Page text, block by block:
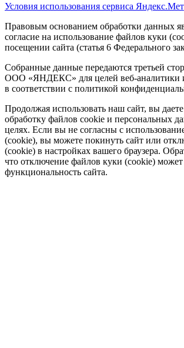
Условия использования сервиса
Правовым основанием обработки данных
согласие на использование файлов куки
посещении сайта (статья 6 Федерального
Собранные данные передаются третьей
ООО «ЯНДЕКС» для целей веб-аналитики
в соответствии с политикой
Продолжая использовать наш сайт, вы даете
обработку файлов cookie и персональных
целях. Если вы не согласны с
(cookie), вы можете покинуть сайт или
(cookie) в настройках вашего браузера.
что отключение файлов куки (cookie) может
функциональность сайта.